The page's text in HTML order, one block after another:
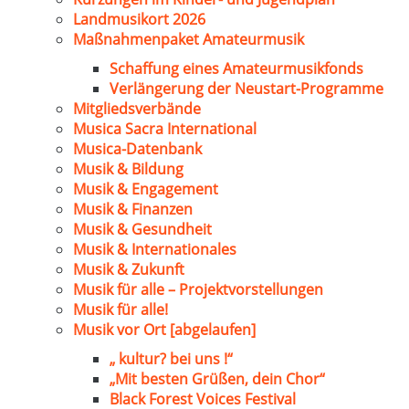
Landmusikort 2026
Maßnahmenpaket Amateurmusik
Schaffung eines Amateurmusikfonds
Verlängerung der Neustart-Programme
Mitgliedsverbände
Musica Sacra International
Musica-Datenbank
Musik & Bildung
Musik & Engagement
Musik & Finanzen
Musik & Gesundheit
Musik & Internationales
Musik & Zukunft
Musik für alle – Projektvorstellungen
Musik für alle!
Musik vor Ort [abgelaufen]
„ kultur? bei uns !“
„Mit besten Grüßen, dein Chor“
Black Forest Voices Festival